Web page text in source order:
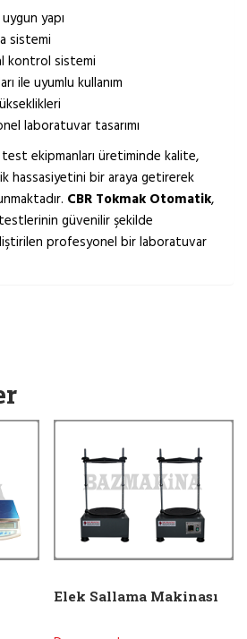
yapı
sistemi
kontrol sistemi
ile uyumlu kullanım
laboratuvar tasarımı
ekipmanları üretiminde kalite,
hassasiyetini bir araya getirerek
CBR Tokmak Otomatik,
testlerinin güvenilir şekilde
profesyonel bir laboratuvar
Elek Sallama Makinası